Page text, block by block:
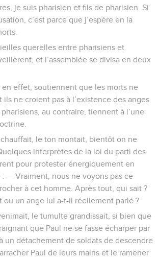
je suis pharisien et fils de pharisien. Si
c’est parce que j’espère en la
querelles entre pharisiens et
et l’assemblée se divisa en deux
en effet, soutiennent que les morts ne
ils ne croient pas à l’existence des anges
au contraire, tiennent à l’une
le ton montait, bientôt on ne
interprètes de la loi du parti des
pour protester énergiquement en
: — Vraiment, nous ne voyons pas ce
à cet homme. Après tout, qui sait ?
ou un ange lui a-t-il réellement parlé ?
le tumulte grandissait, si bien que
que Paul ne se fasse écharper par
un détachement de soldats de descendre
Paul de leurs mains et le ramener